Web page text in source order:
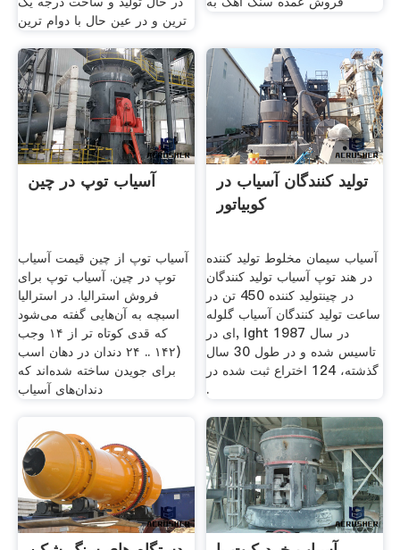
ترین و در عین حال با دوام ترین
آسیاب توپ در چین
آسیاب توپ از چین قیمت آسیاب
توپ در چین. آسیاب توپ برای
فروش استرالیا. در استرالیا
اسبچه به آن‌هایی گفته می‌شود
که قدی کوتاه تر از ۱۴ وجب
(۱۴۲ .. ۲۴ دندان در دهان اسب
برای جویدن ساخته شده‌اند که
دندان‌های آسیاب
تولید کنندگان آسیاب در
کوبیاتور
آسیاب سیمان مخلوط تولید کننده
در هند توپ آسیاب تولید کنندگان
در چینتولید کننده 450 تن در
ساعت تولید کنندگان آسیاب گلوله
ای در, lght در سال 1987
تاسیس شده و در طول 30 سال
گذشته، 124 اختراع ثبت شده در
.